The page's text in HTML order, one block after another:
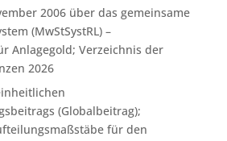
2006 über das gemeinsame
(MwStSystRL) –
Anlagegold; Verzeichnis der
2026
(Globalbeitrag);
für den